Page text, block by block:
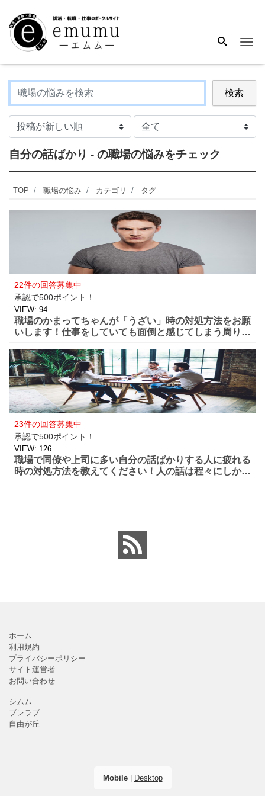
検索
自分の話ばかり - の職場の悩みをチェック
TOP 職場の悩み カテゴリ タグ
22件の回答募集中
承認で500ポイント！
VIEW: 94
職場のかまってちゃんが「うざい」時の対処方法をお願
いします！仕事をしていても面倒と感じてしまう周りに
にも居る場
23件の回答募集中
承認で500ポイント！
VIEW: 126
職場で同僚や上司に多い自分の話ばかりする人に疲れる
時の対処方法を教えてください！人の話は程々にしか聞
ホーム
利用規約
プライバシーポリシー
サイト運営者
お問い合わせ
シムム
ブレラブ
自由が丘
Mobile| Desktop